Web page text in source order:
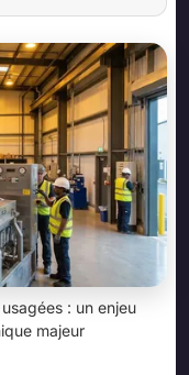
: un enjeu
majeur